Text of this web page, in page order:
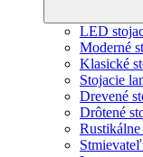
LED
Moderné
Klasické
Stojacie
Drevené
Drôtené